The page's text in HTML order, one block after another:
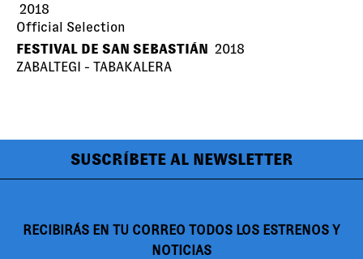
2018
Official Selection
FESTIVAL DE SAN SEBASTIÁN 2018
ZABALTEGI - TABAKALERA
SUSCRÍBETE AL NEWSLETTER
RECIBIRÁS EN TU CORREO TODOS LOS ESTRENOS Y
NOTICIAS